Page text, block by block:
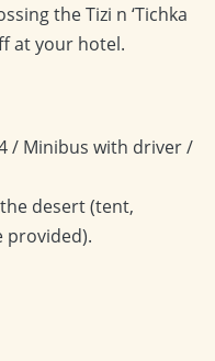
the Tizi n ‘Tichka
at your hotel.
/ Minibus with driver /
desert (tent,
provided).